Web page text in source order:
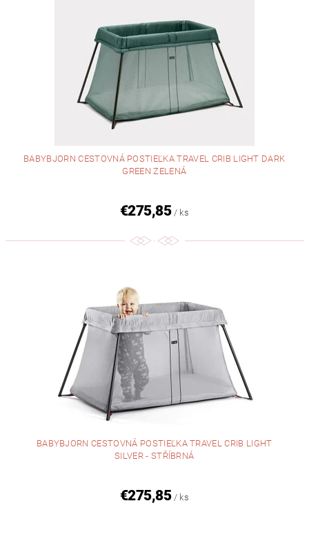
BABYBJORN CESTOVNÁ POSTIEĽKA TRAVEL CRIB LIGHT DARK
GREEN ZELENÁ
€275,85 / ks
BABYBJORN CESTOVNÁ POSTIEĽKA TRAVEL CRIB LIGHT
SILVER - STŘÍBRNÁ
€275,85 / ks